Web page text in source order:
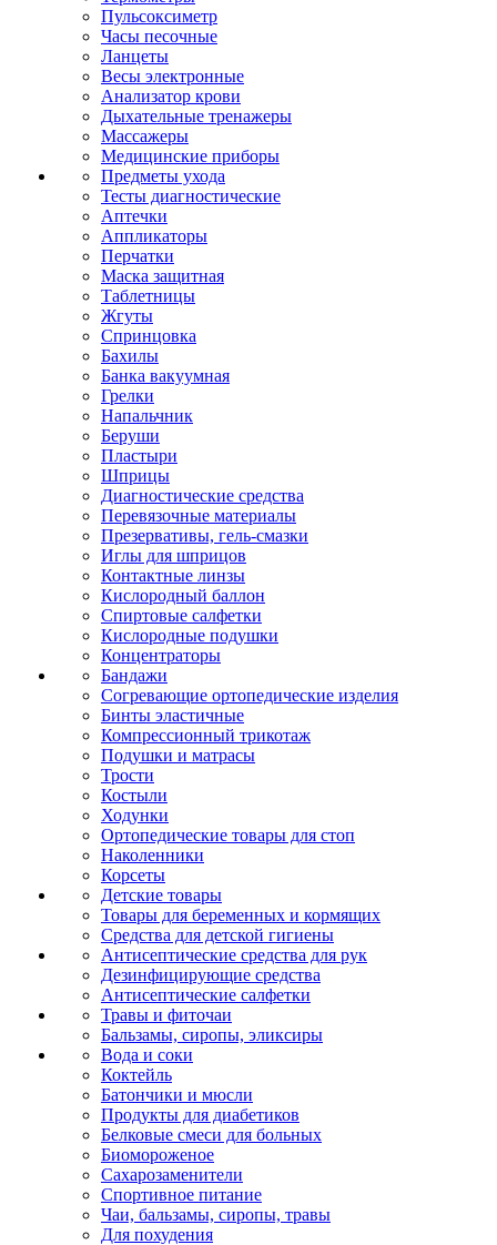
Пульсоксиметр
Часы песочные
Ланцеты
Весы электронные
Анализатор крови
Дыхательные тренажеры
Массажеры
Медицинские приборы
Предметы ухода
Тесты диагностические
Аптечки
Аппликаторы
Перчатки
Маска защитная
Таблетницы
Жгуты
Спринцовка
Бахилы
Банка вакуумная
Грелки
Напальчник
Беруши
Пластыри
Шприцы
Диагностические средства
Перевязочные материалы
Презервативы, гель-смазки
Иглы для шприцов
Контактные линзы
Кислородный баллон
Спиртовые салфетки
Кислородные подушки
Концентраторы
Бандажи
Согревающие ортопедические изделия
Бинты эластичные
Компрессионный трикотаж
Подушки и матрасы
Трости
Костыли
Ходунки
Ортопедические товары для стоп
Наколенники
Корсеты
Детские товары
Товары для беременных и кормящих
Средства для детской гигиены
Антисептические средства для рук
Дезинфицирующие средства
Антисептические салфетки
Травы и фиточаи
Бальзамы, сиропы, эликсиры
Вода и соки
Коктейль
Батончики и мюсли
Продукты для диабетиков
Белковые смеси для больных
Биомороженое
Сахарозаменители
Спортивное питание
Чаи, бальзамы, сиропы, травы
Для похудения